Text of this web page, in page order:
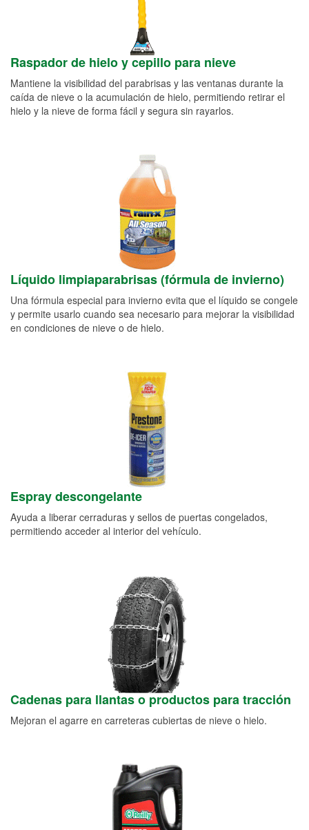
Raspador de hielo y cepillo para nieve
Mantiene la visibilidad del parabrisas y las ventanas durante la
caída de nieve o la acumulación de hielo, permitiendo retirar el
hielo y la nieve de forma fácil y segura sin rayarlos.
Líquido limpiaparabrisas (fórmula de invierno)
Una fórmula especial para invierno evita que el líquido se congele
y permite usarlo cuando sea necesario para mejorar la visibilidad
en condiciones de nieve o de hielo.
Espray descongelante
Ayuda a liberar cerraduras y sellos de puertas congelados,
permitiendo acceder al interior del vehículo.
Cadenas para llantas o productos para tracción
Mejoran el agarre en carreteras cubiertas de nieve o hielo.